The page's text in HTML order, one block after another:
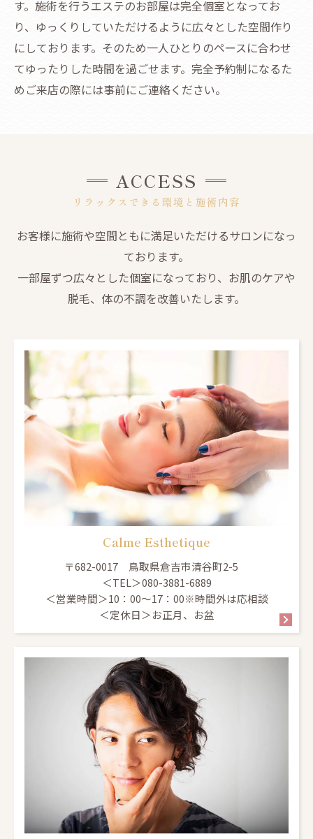
す。施術を行うエステのお部屋は完全個室となってお
り、ゆっくりしていただけるように広々とした空間作り
にしております。そのため一人ひとりのペースに合わせ
てゆったりした時間を過ごせます。完全予約制になるた
めご来店の際には事前にご連絡ください。
リラックスできる環境と施術内容
ACCESS
お客様に施術や空間ともに満足いただけるサロンになっ
ております。
一部屋ずつ広々とした個室になっており、お肌のケアや
脱毛、体の不調を改善いたします。
Calme Esthetique
〒682-0017 鳥取県倉吉市清谷町2-5
＜TEL＞080-3881-6889
＜営業時間＞10：00～17：00※時間外は応相談
＜定休日＞お正月、お盆